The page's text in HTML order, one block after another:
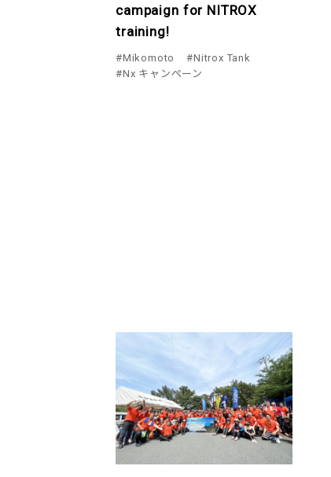
campaign for NITROX
training!
#Mikomoto
#Nitrox Tank
#Nx キャンぺーン